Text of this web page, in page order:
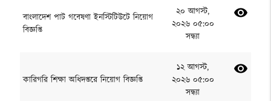
বাংলাদেশ পাট গবেষণা ইনস্টিটিউটে নিয়োগ
বিজ্ঞপ্তি
২০ আগস্ট,
২০২৬ ০৫:০০
সন্ধ্যা
visibility
কারিগরি শিক্ষা অধিদপ্তরে নিয়োগ বিজ্ঞপ্তি
১২ আগস্ট,
২০২৬ ০৫:০০
সন্ধ্যা
visibility